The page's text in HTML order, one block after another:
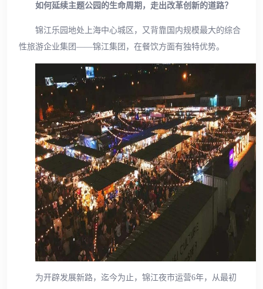
如何延续主题公园的生命周期，走出改革创新的道路？
锦江乐园地处上海中心城区，又背靠国内规模最大的综合
性旅游企业集团——锦江集团，在餐饮方面有独特优势。
为开辟发展新路，迄今为止，锦江夜市运营6年，从最初